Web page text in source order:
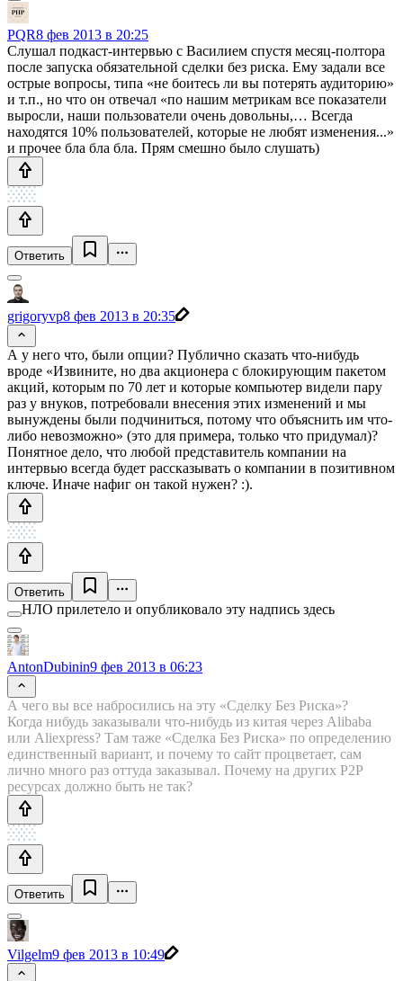
PQR8 фев 2013 в 20:25
Слушал подкаст-интервью с Василием спустя месяц-полтора
после запуска обязательной сделки без риска. Ему задали все
острые вопросы, типа «не боитесь ли вы потерять аудиторию»
и т.п., но что он отвечал «по нашим метрикам все показатели
выросли, наши пользователи очень довольны,… Всегда
находятся 10% пользователей, которые не любят изменения...»
и прочее бла бла бла. Прям смешно было слушать)
Ответить
grigoryvp8 фев 2013 в 20:35
А у него что, были опции? Публично сказать что-нибудь
вроде «Извините, но два акционера с блокирующим пакетом
акций, которым по 70 лет и которые компьютер видели пару
раз у внуков, потребовали внесения этих изменений и мы
вынуждены были подчиниться, потому что объяснить им что-
либо невозможно» (это для примера, только что придумал)?
Понятное дело, что любой представитель компании на
интервью всегда будет рассказывать о компании в позитивном
ключе. Иначе нафиг он такой нужен? :).
Ответить
НЛО прилетело и опубликовало эту надпись здесь
AntonDubinin9 фев 2013 в 06:23
А чего вы все набросились на эту «Сделку Без Риска»?
Когда нибудь заказывали что-нибудь из китая через Alibaba
или Aliexpress? Там таже «Сделка Без Риска» по определению
единственный вариант, и почему то сайт процветает, сам
лично много раз оттуда заказывал. Почему на других P2P
ресурсах должно быть не так?
Ответить
Vilgelm9 фев 2013 в 10:49